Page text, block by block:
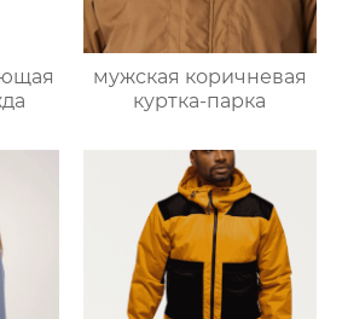
мужская коричневая
куртка-парка